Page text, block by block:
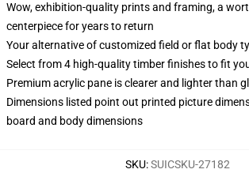
Wow, exhibition-quality prints and framing, a
centerpiece for years to return
Your alternative of customized field or flat body
Select from 4 high-quality timber finishes to fit
Premium acrylic pane is clearer and lighter than
Dimensions listed point out printed picture
board and body dimensions
SKU:SUICSKU-27182